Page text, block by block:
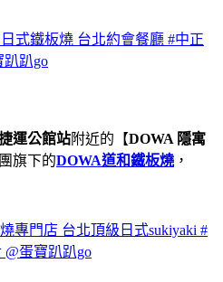
式鐵板燒 台北約會餐廳 #中正
趴趴go
運公館站附近的【DOWA 隱寓
旗下的DOWA道和鐵板燒 ，
專門店 台北頂級日式sukiyaki #
蛋寶趴趴go